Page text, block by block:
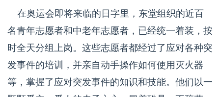
在奥运会即将来临的日字里，东堂组织的近百
名青年志愿者和中老年志愿者，已经统一着装，按
时全天分组上岗。这些志愿者都经过了应对各种突
发事件的培训，并亲自动手操作如何使用灭火器
等，掌握了应对突发事件的知识和技能。他们以一